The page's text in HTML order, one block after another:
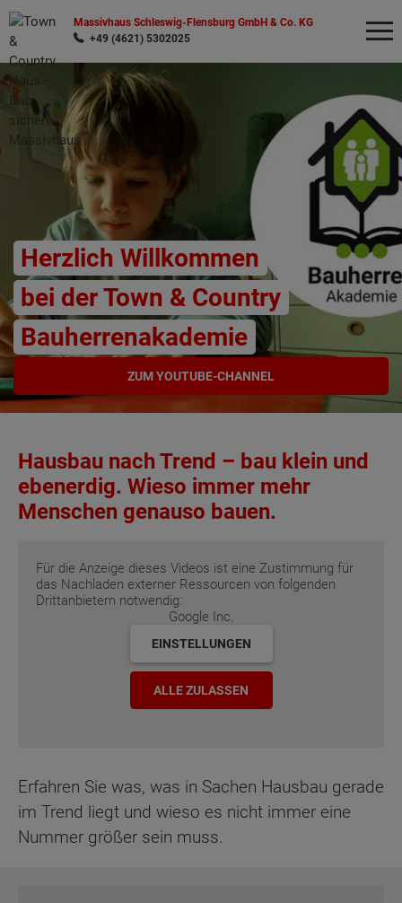
Massivhaus Schleswig-Flensburg GmbH & Co. KG
+49 (4621) 5302025
Herzlich Willkommen
bei der Town & Country
Bauherrenakademie
ZUM YOUTUBE-CHANNEL
Hausbau nach Trend – bau klein und
ebenerdig. Wieso immer mehr
Menschen genauso bauen.
Für die Anzeige dieses Videos ist eine Zustimmung für
das Nachladen externer Ressourcen von folgenden
Drittanbietern notwendig:
Google Inc.
EINSTELLUNGEN
ALLE ZULASSEN
Erfahren Sie was, was in Sachen Hausbau gerade
im Trend liegt und wieso es nicht immer eine
Nummer größer sein muss.
Wonach möchten Sie suchen?